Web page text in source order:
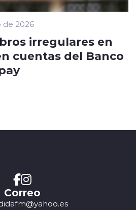
de 2026
irregulares en
cuentas del Banco
Correo